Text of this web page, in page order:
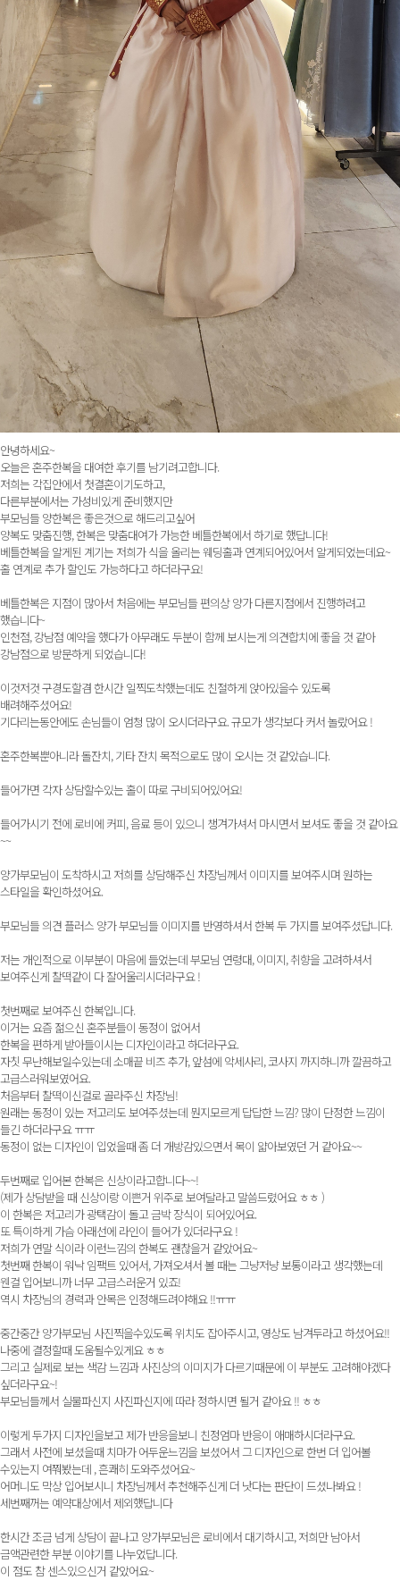
안녕하세요~
오늘은 혼주한복을 대여한 후기를 남기려고합니다.
저희는 각집안에서 첫결혼이기도하고,
다른부분에서는 가성비있게 준비했지만
부모님들 양한복은 좋은것으로 해드리고싶어
양복도 맞춤진행, 한복은 맞춤대여가 가능한 베틀한복에서 하기로 했답니다!
베틀한복을 알게된 계기는 저희가 식을 올리는 웨딩홀과 연계되어있어서 알게되었는데요~
홀 연계로 추가 할인도 가능하다고 하더라구요!
베틀한복은 지점이 많아서 처음에는 부모님들 편의상 양가 다른지점에서 진행하려고
했습니다~
인천점, 강남점 예약을 했다가 아무래도 두분이 함께 보시는게 의견합치에 좋을 것 같아
강남점으로 방문하게 되었습니다!
이것저것 구경도할겸 한시간 일찍도착했는데도 친절하게 앉아있을수 있도록
배려해주셨어요!
기다리는동안에도 손님들이 엄청 많이 오시더라구요. 규모가 생각보다 커서 놀랐어요 !
혼주한복뿐아니라 돌잔치, 기타 잔치 목적으로도 많이 오시는 것 같았습니다.
들어가면 각자 상담할수있는 홀이 따로 구비되어있어요!
들어가시기 전에 로비에 커피, 음료 등이 있으니 챙겨가셔서 마시면서 보셔도 좋을 것 같아요
~~
양가부모님이 도착하시고 저희를 상담해주신 차장님께서 이미지를 보여주시며 원하는
스타일을 확인하셨어요.
부모님들 의견 플러스 양가 부모님들 이미지를 반영하셔서 한복 두 가지를 보여주셨답니다.
저는 개인적으로 이부분이 마음에 들었는데 부모님 연령대, 이미지, 취향을 고려하셔서
보여주신게 찰떡같이 다 잘어울리시더라구요 !
첫번째로 보여주신 한복입니다.
이거는 요즘 젊으신 혼주분들이 동정이 없어서
한복을 편하게 받아들이시는 디자인이라고 하더라구요.
자칫 무난해보일수있는데 소매끝 비즈 추가, 앞섬에 악세사리, 코사지 까지하니까 깔끔하고
고급스러워보였어요.
처음부터 찰떡이신걸로 골라주신 차장님!
원래는 동정이 있는 저고리도 보여주셨는데 뭔지모르게 답답한 느낌? 많이 단정한 느낌이
들긴 하더라구요 ㅠㅠ
동정이 없는 디자인이 입었을때 좀 더 개방감있으면서 목이 얇아보였던 거 같아요~~
두번째로 입어본 한복은 신상이라고합니다~~!
(제가 상담받을 때 신상이랑 이쁜거 위주로 보여달라고 말씀드렸어요 ㅎㅎ )
이 한복은 저고리가 광택감이 돌고 금박 장식이 되어있어요.
또 특이하게 가슴 아래선에 라인이 들어가 있더라구요 !
저희가 연말 식이라 이런느낌의 한복도 괜찮을거 같았어요~
첫번째 한복이 워낙 임팩트 있어서, 가져오셔서 볼 때는 그냥저냥 보통이라고 생각했는데
웬걸 입어보니까 너무 고급스러운거 있죠!
역시 차장님의 경력과 안목은 인정해드려야해요 !!ㅠㅠ
중간중간 양가부모님 사진찍을수있도록 위치도 잡아주시고, 영상도 남겨두라고 하셨어요!!
나중에 결정할때 도움될수있게요 ㅎㅎ
그리고 실제로 보는 색감 느낌과 사진상의 이미지가 다르기때문에 이 부분도 고려해야겠다
싶더라구요~!
부모님들께서 실물파신지 사진파신지에 따라 정하시면 될거 같아요 !! ㅎㅎ
이렇게 두가지 디자인을보고 제가 반응을보니 친정엄마 반응이 애매하시더라구요.
그래서 사전에 보셨을때 치마가 어두운느낌을 보셨어서 그 디자인으로 한번 더 입어볼
수있는지 여쭤봤는데 , 흔쾌히 도와주셨어요~
어머니도 막상 입어보시니 차장님께서 추천해주신게 더 낫다는 판단이 드셨나봐요 !
세번째꺼는 예약대상에서 제외했답니다
한시간 조금 넘게 상담이 끝나고 양가부모님은 로비에서 대기하시고, 저희만 남아서
금액관련한 부분 이야기를 나누었답니다.
이 점도 참 센스있으신거 같았어요~